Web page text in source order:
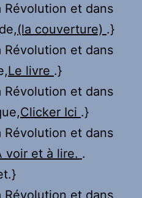
Révolution et dans
(la couverture) .}
Révolution et dans
Le livre .}
Révolution et dans
Clicker Ici .}
Révolution et dans
voir et à lire. .
Révolution et dans